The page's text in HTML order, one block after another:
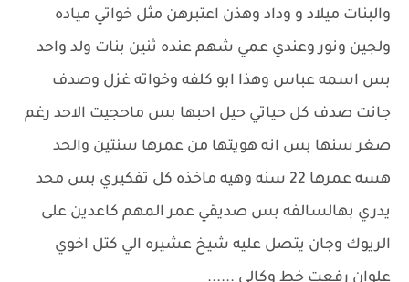
والبنات ميلاد و وداد وهذن اعتبرهن مثل خواتي مياده
ولجين ونور وعندي عمي شهم عنده ثنين بنات ولد واحد
بس اسمه عباس وهذا ابو كلفه وخواته غزل وصدف
جانت صدف كل حياتي حيل احبها بس ماحجيت الاحد رغم
صغر سنها بس انه هويتها من عمرها سنتين والحد
هسه عمرها 22 سنه وهيه ماخذه كل تفكيري بس محد
يدري بهالسالفه بس صديقي عمر المهم كاعدين على
الريوك وجان يتصل عليه شيخ عشيره الي كتل اخوي
علوان رفعت خط وكالي ......